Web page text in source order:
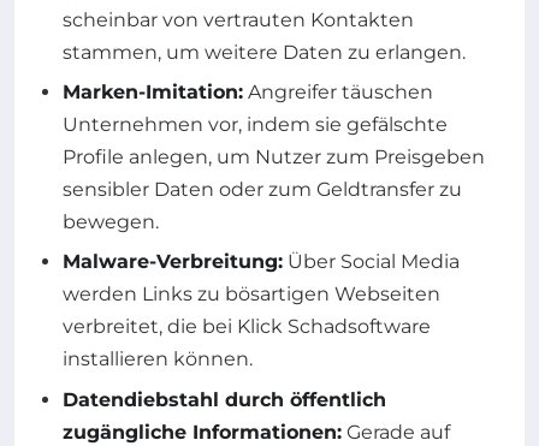
scheinbar von vertrauten Kontakten
stammen, um weitere Daten zu erlangen.
Marken-Imitation: Angreifer täuschen
Unternehmen vor, indem sie gefälschte
Profile anlegen, um Nutzer zum Preisgeben
sensibler Daten oder zum Geldtransfer zu
bewegen.
Malware-Verbreitung: Über Social Media
werden Links zu bösartigen Webseiten
verbreitet, die bei Klick Schadsoftware
installieren können.
Datendiebstahl durch öffentlich
zugängliche Informationen: Gerade auf